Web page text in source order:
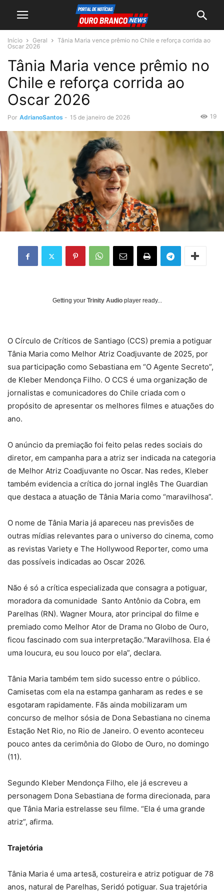
Início Geral
Tânia Maria vence prêmio no Chile e reforça corrida ao
Oscar 2026
Tânia Maria vence prêmio no
Chile e reforça corrida ao
Oscar 2026
Por AdrianoSantos - 15 de janeiro de 2026 19
Getting your Trinity Audio player ready...
O Círculo de Críticos de Santiago (CCS) premia a potiguar
Tânia Maria como Melhor Atriz Coadjuvante de 2025, por
sua participação como Sebastiana em “O Agente Secreto”,
de Kleber Mendonça Filho. O CCS é uma organização de
jornalistas e comunicadores do Chile criada com o
propósito de apresentar os melhores filmes e atuações do
ano.
O anúncio da premiação foi feito pelas redes sociais do
diretor, em campanha para a atriz ser indicada na categoria
de Melhor Atriz Coadjuvante no Oscar. Nas redes, Kleber
também evidencia a crítica do jornal inglês The Guardian
que destaca a atuação de Tânia Maria como “maravilhosa”.
O nome de Tânia Maria já apareceu nas previsões de
outras mídias relevantes para o universo do cinema, como
as revistas Variety e The Hollywood Reporter, como uma
das possíveis indicadas ao Oscar 2026.
Não é só a crítica especializada que consagra a potiguar,
moradora da comunidade Santo Antônio da Cobra, em
Parelhas (RN). Wagner Moura, ator principal do filme e
premiado como Melhor Ator de Drama no Globo de Ouro,
ficou fascinado com sua interpretação.“Maravilhosa. Ela é
uma loucura, eu sou louco por ela”, declara.
Tânia Maria também tem sido sucesso entre o público.
Camisetas com ela na estampa ganharam as redes e se
esgotaram rapidamente. Fãs ainda mobilizaram um
concurso de melhor sósia de Dona Sebastiana no cinema
Estação Net Rio, no Rio de Janeiro. O evento aconteceu
pouco antes da cerimônia do Globo de Ouro, no domingo
(11).
Segundo Kleber Mendonça Filho, ele já escreveu a
personagem Dona Sebastiana de forma direcionada, para
que Tânia Maria estrelasse seu filme. “Ela é uma grande
atriz”, afirma.
Trajetória
Tânia Maria é uma artesã, costureira e atriz potiguar de 78
anos, natural de Parelhas, Seridó potiguar. Sua trajetória